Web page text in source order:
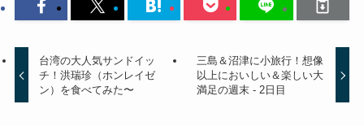
台湾の大人気サンドイッ
チ！洪瑞珍（ホンレイゼ
ン）を食べてみた〜
三島＆沼津に小旅行！想像
以上においしい＆楽しい大
満足の週末 - 2日目